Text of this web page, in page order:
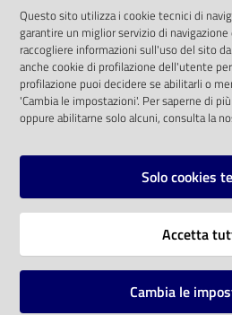
Eventi
Chiedi al
bibliotecario
Avvisi
solo alle condizioni previste
comunitaria 2003/98/CE e dal
SOCIAL
Instagram
Vai alla pagina
Questo sito utilizza i cookie tecnici di
garantire un miglior servizio di
raccogliere informazioni sull'uso del sito
anche cookie di profilazione dell'utente
profilazione puoi decidere se abilitarli o
'Cambia le impostazioni'. Per saperne di
oppure abilitarne solo alcuni, consulta la
Solo cookies
Accetta
Cambia le